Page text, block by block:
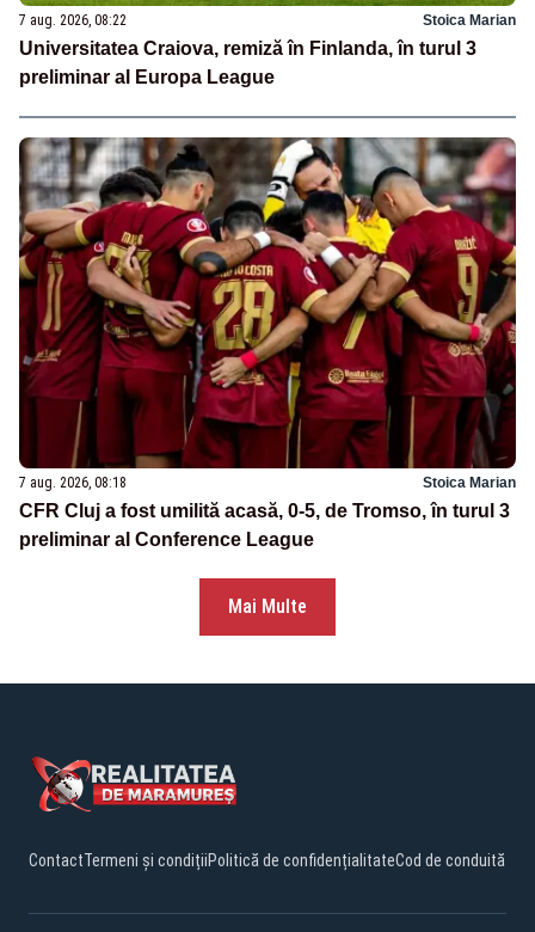
7 aug. 2026, 08:22 Stoica Marian
Universitatea Craiova, remiză în Finlanda, în turul 3
preliminar al Europa League
7 aug. 2026, 08:18 Stoica Marian
CFR Cluj a fost umilită acasă, 0-5, de Tromso, în turul 3
preliminar al Conference League
Mai Multe
ContactTermeni și condițiiPolitică de confidențialitateCod de conduită